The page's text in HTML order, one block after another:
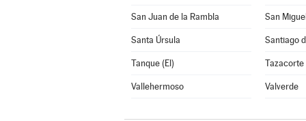
San Juan de la Rambla San
Santa Úrsula Santiago
Tanque (El) Tazacorte
Vallehermoso Valverde